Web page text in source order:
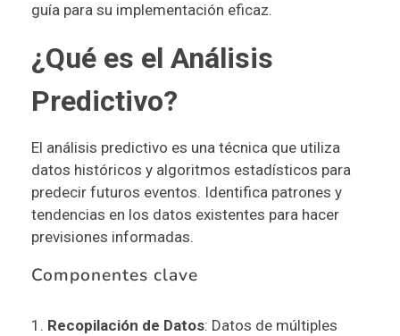
guía para su implementación eficaz.
¿Qué es el Análisis
Predictivo?
El análisis predictivo es una técnica que utiliza
datos históricos y algoritmos estadísticos para
predecir futuros eventos. Identifica patrones y
tendencias en los datos existentes para hacer
previsiones informadas.
Componentes clave
Recopilación de Datos: Datos de múltiples